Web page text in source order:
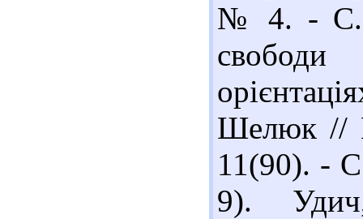
№ 4. - С.
свободи
Шелюк //
11(90). -
9).